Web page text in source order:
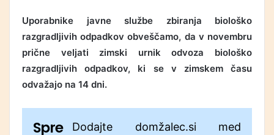
Uporabnike javne službe zbiranja biološko
razgradljivih odpadkov obveščamo, da v novembru
prične veljati zimski urnik odvoza biološko
razgradljivih odpadkov, ki se v zimskem času
odvažajo na 14 dni.
Spre
Dodajte domžalec.si med